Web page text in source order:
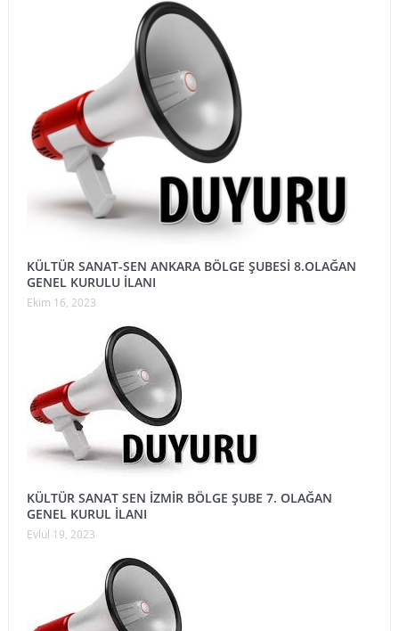
KÜLTÜR SANAT-SEN ANKARA BÖLGE ŞUBESİ 8.OLAĞAN
GENEL KURULU İLANI
Ekim 16, 2023
KÜLTÜR SANAT SEN İZMİR BÖLGE ŞUBE 7. OLAĞAN
GENEL KURUL İLANI
Eylül 19, 2023